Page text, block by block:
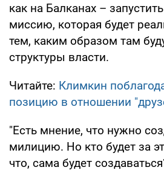
как на Балканах –
миссию, которая будет
тем, каким образом там
структуры власти.
Читайте: Климкин
позицию в отношении
"Есть мнение, что нужно
милицию. Но кто будет за
что, сама будет